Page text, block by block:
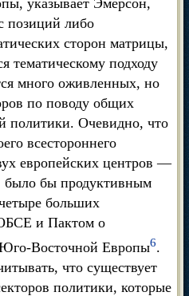
указывает Эмерсон,
позиций либо
сторон матрицы,
тематическому подходу
много оживленных, но
по поводу общих
политики. Очевидно, что
всестороннего
европейских центров —
бы продуктивным
больших
и Пактом о
Юго-Восточной Европы6.
что существует
политики, которые